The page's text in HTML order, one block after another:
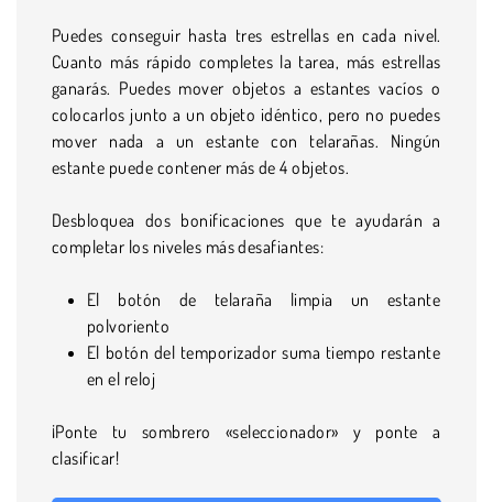
Puedes conseguir hasta tres estrellas en cada nivel.
Cuanto más rápido completes la tarea, más estrellas
ganarás. Puedes mover objetos a estantes vacíos o
colocarlos junto a un objeto idéntico, pero no puedes
mover nada a un estante con telarañas. Ningún
estante puede contener más de 4 objetos.
Desbloquea dos bonificaciones que te ayudarán a
completar los niveles más desafiantes:
El botón de telaraña limpia un estante
polvoriento
El botón del temporizador suma tiempo restante
en el reloj
¡Ponte tu sombrero «seleccionador» y ponte a
clasificar!